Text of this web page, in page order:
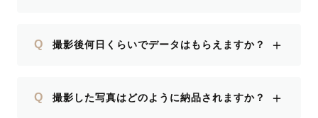
Q 撮影後何日くらいでデータはもらえますか？ ＋
Q 撮影した写真はどのように納品されますか？ ＋